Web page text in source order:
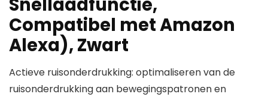
Snellaadfunctie,
Compatibel met Amazon
Alexa), Zwart
Actieve ruisonderdrukking: optimaliseren van de
ruisonderdrukking aan bewegingspatronen en